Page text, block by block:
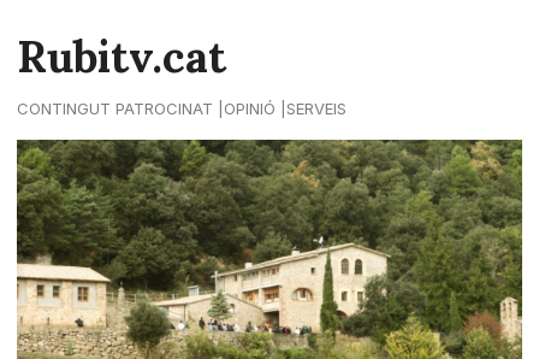
Rubitv.cat
CONTINGUT PATROCINAT OPINIÓ SERVEIS